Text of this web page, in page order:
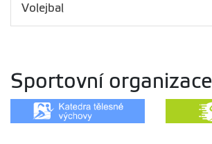
Volejbal
Sportovní